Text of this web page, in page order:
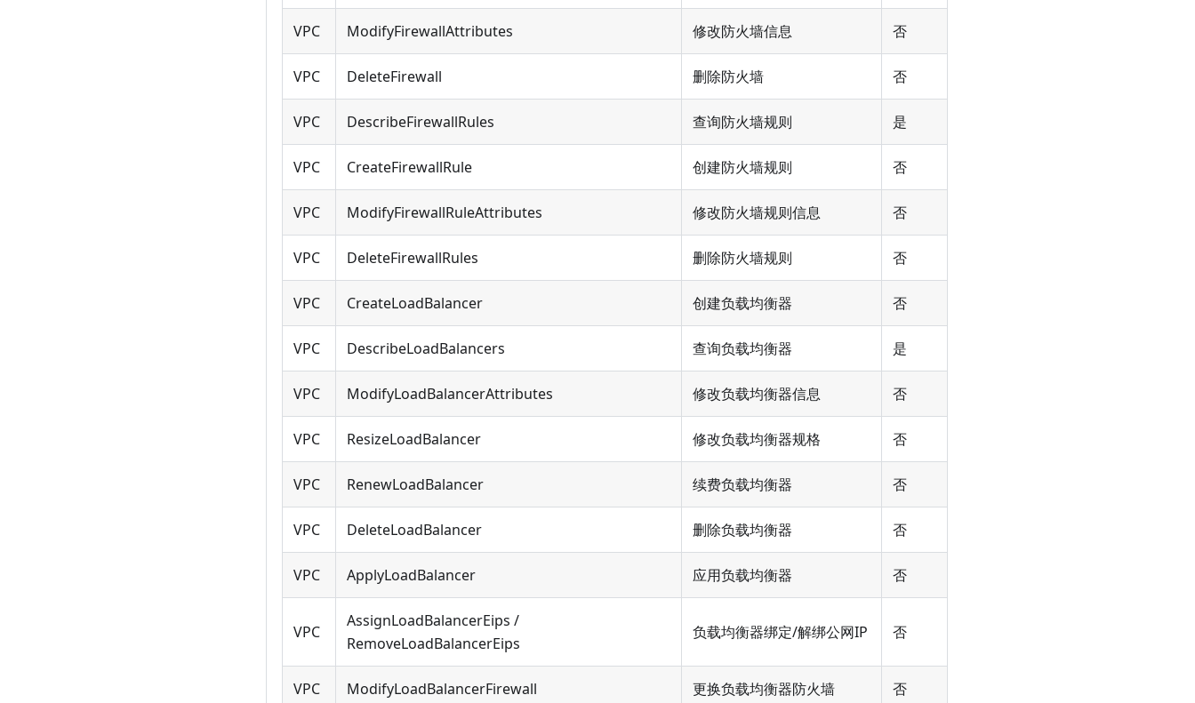
VPC ModifyFirewallAttributes 修改防火墙信息 否
VPC DeleteFirewall 删除防火墙 否
VPC DescribeFirewallRules 查询防火墙规则 是
VPC CreateFirewallRule 创建防火墙规则 否
VPC ModifyFirewallRuleAttributes 修改防火墙规则信息 否
VPC DeleteFirewallRules 删除防火墙规则 否
VPC CreateLoadBalancer 创建负载均衡器 否
VPC DescribeLoadBalancers 查询负载均衡器 是
VPC ModifyLoadBalancerAttributes 修改负载均衡器信息 否
VPC ResizeLoadBalancer 修改负载均衡器规格 否
VPC RenewLoadBalancer 续费负载均衡器 否
VPC DeleteLoadBalancer 删除负载均衡器 否
VPC ApplyLoadBalancer 应用负载均衡器 否
VPC
AssignLoadBalancerEips /
RemoveLoadBalancerEips
负载均衡器绑定/解绑公网IP 否
VPC ModifyLoadBalancerFirewall 更换负载均衡器防火墙 否